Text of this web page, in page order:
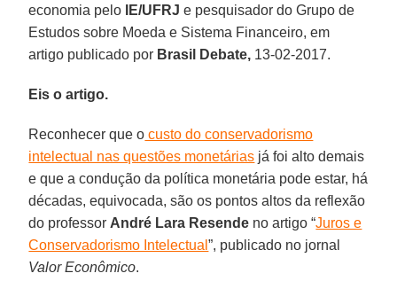
economia pelo
IE/UFRJ e pesquisador do Grupo de
Estudos sobre Moeda e Sistema Financeiro, em
artigo publicado por Brasil Debate, 13-02-2017.
Eis o artigo.
Reconhecer que o custo do conservadorismo
intelectual nas questões monetárias já foi alto demais
e que a condução da política monetária pode estar, há
décadas, equivocada, são os pontos altos da reflexão
do professor André Lara Resende no artigo “Juros e
Conservadorismo Intelectual”, publicado no jornal
Valor Econômico.